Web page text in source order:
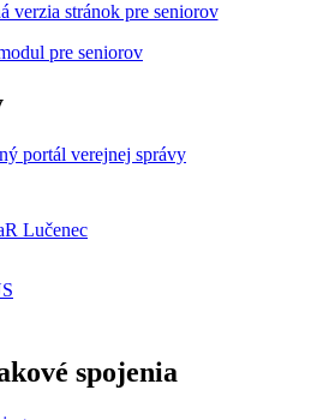
verzia stránok pre seniorov
spojenia